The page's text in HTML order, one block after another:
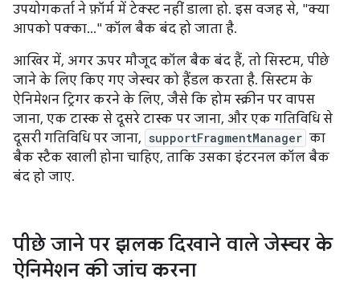
उपयोगकर्ता ने फ़ॉर्म में टेक्स्ट नहीं डाला हो. इस वजह से, "क्या
आपको पक्का..." कॉल बैक बंद हो जाता है.
आखिर में, अगर ऊपर मौजूद कॉल बैक बंद हैं, तो सिस्टम, पीछे
जाने के लिए किए गए जेस्चर को हैंडल करता है. सिस्टम के
ऐनिमेशन ट्रिगर करने के लिए, जैसे कि होम स्क्रीन पर वापस
जाना, एक टास्क से दूसरे टास्क पर जाना, और एक गतिविधि से
दूसरी गतिविधि पर जाना, supportFragmentManager का
बैक स्टैक खाली होना चाहिए, ताकि उसका इंटरनल कॉल बैक
बंद हो जाए.
पीछे जाने पर झलक दिखाने वाले जेस्चर के
ऐनिमेशन की जांच करना